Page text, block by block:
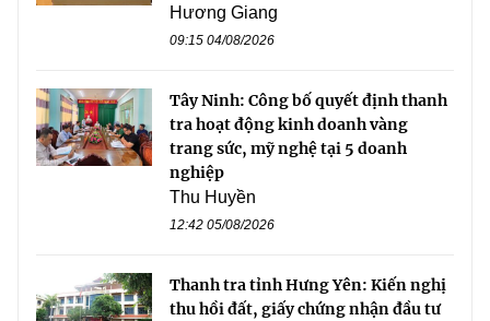
Hương Giang
09:15 04/08/2026
Tây Ninh: Công bố quyết định thanh
tra hoạt động kinh doanh vàng
trang sức, mỹ nghệ tại 5 doanh
nghiệp
Thu Huyền
12:42 05/08/2026
Thanh tra tỉnh Hưng Yên: Kiến nghị
thu hồi đất, giấy chứng nhận đầu tư